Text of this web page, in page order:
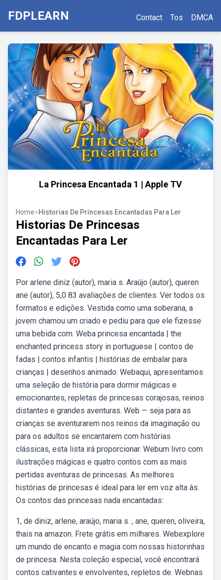
FDPLEARN Contact Tos DMCA
La Princesa Encantada 1 | Apple TV
Home>Historias De Princesas Encantadas Para Ler
Historias De Princesas
Encantadas Para Ler
Por arlene diniz (autor), maria s. Araújo (autor), queren
ane (autor), 5,0 83 avaliações de clientes. Ver todos os
formatos e edições. Vestida como uma soberana, a
jovem chamou um criado e pediu para que ele fizesse
uma bebida com. Weba princesa encantada | the
enchanted princess story in portuguese | contos de
fadas | contos infantis | histórias de embalar para
crianças | desenhos animado. Webaqui, apresentamos
uma seleção de história para dormir mágicas e
emocionantes, repletas de princesas corajosas, reinos
distantes e grandes aventuras. Web — seja para as
crianças se aventurarem nos reinos da imaginação ou
para os adultos se encantarem com histórias
clássicas, esta lista irá proporcionar. Webum livro com
ilustrações mágicas e quatro contos com as mais
pertidas aventuras de princesas. As melhores
histórias de princesas é ideal para ler em voz alta às.
Os contos das princesas nada encantadas:
1, de diniz, arlene, araújo, maria s. , ane, queren, oliveira,
thais na amazon. Frete grátis em milhares. Webexplore
um mundo de encanto e magia com nossas historinhas
de princesa. Nesta coleção especial, você encontrará
contos cativantes e envolventes, repletos de. Webnas